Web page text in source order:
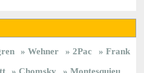
Wehner 2Pac
Frank